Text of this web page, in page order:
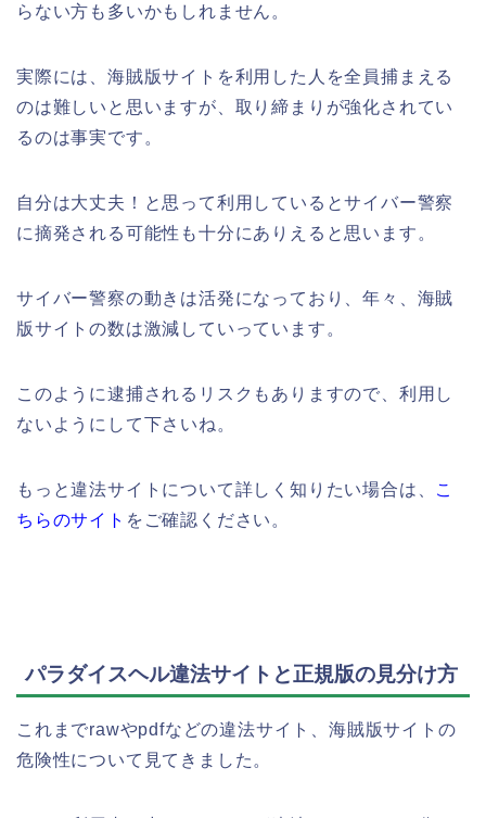
らない方も多いかもしれません。
実際には、海賊版サイトを利用した人を全員捕まえる
のは難しいと思いますが、取り締まりが強化されてい
るのは事実です。
自分は大丈夫！と思って利用しているとサイバー警察
に摘発される可能性も十分にありえると思います。
サイバー警察の動きは活発になっており、年々、海賊
版サイトの数は激減していっています。
このように逮捕されるリスクもありますので、利用し
ないようにして下さいね。
もっと違法サイトについて詳しく知りたい場合は、 こ
ちらのサイト をご確認ください。
パラダイスヘル違法サイトと正規版の見分け方
これまでrawやpdfなどの違法サイト、海賊版サイトの
危険性について見てきました。